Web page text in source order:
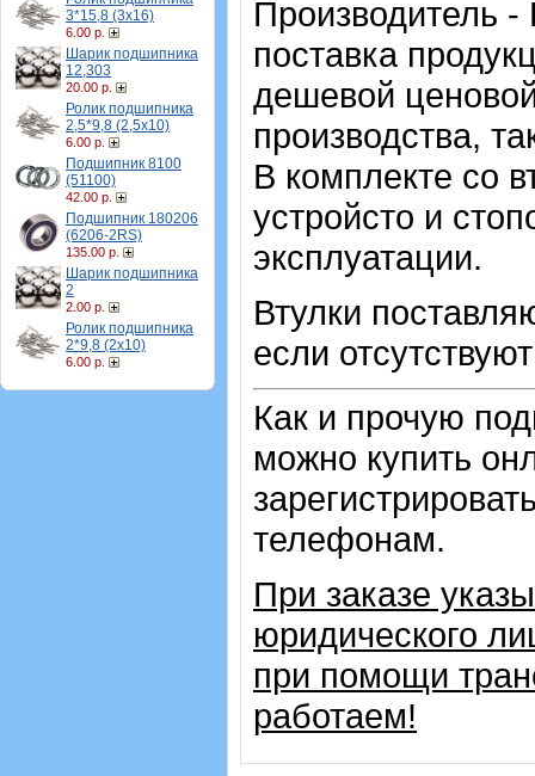
3*15,8 (3х16)
6.00 р.
Шарик подшипника
12,303
20.00 р.
Ролик подшипника
2,5*9,8 (2,5х10)
6.00 р.
Подшипник 8100
(51100)
42.00 р.
Подшипник 180206
(6206-2RS)
135.00 р.
Шарик подшипника
2
2.00 р.
Ролик подшипника
2*9,8 (2х10)
6.00 р.
Производитель
поставка
дешевой
производства,
В комплекте со
устройсто и
эксплуатации.
Втулки
если
Как и прочую
можно купить
телефонам.
При заказе
юридического
при помощи
работаем!